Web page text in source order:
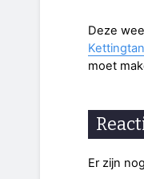
Deze
moet
Er zijn